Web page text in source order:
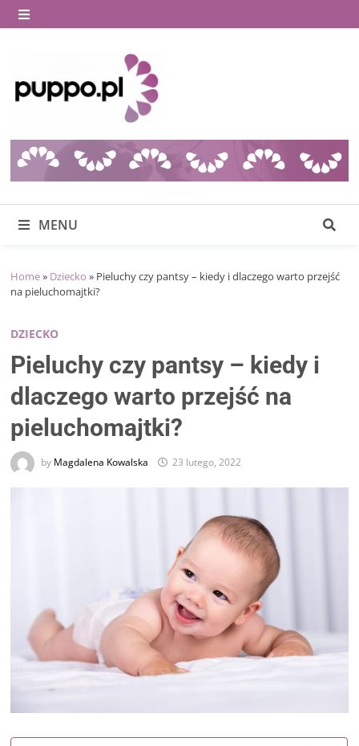
Skip
to
MENU
MENU
Home» Dziecko » Pieluchy czy pantsy – kiedy i dlaczego warto przejść
na pieluchomajtki?
DZIECKO
Pieluchy czy pantsy – kiedy i
dlaczego warto przejść na
pieluchomajtki?
by Magdalena Kowalska 23 lutego, 2022